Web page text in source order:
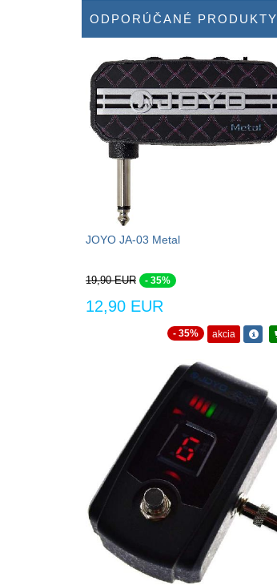
ODPORÚČANÉ PRODUKTY
JOYO JA-03 Metal
19,90 EUR - 35%
12,90 EUR
- 35% akcia